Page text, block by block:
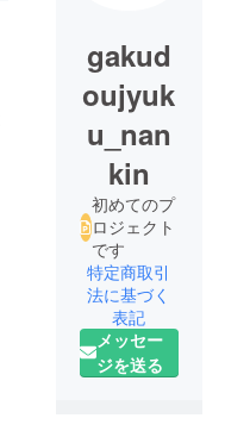
gakud
oujyuk
u_nan
kin
初めてのプ
ロジェクト
です
特定商取引
法に基づく
表記
メッセー
ジを送る